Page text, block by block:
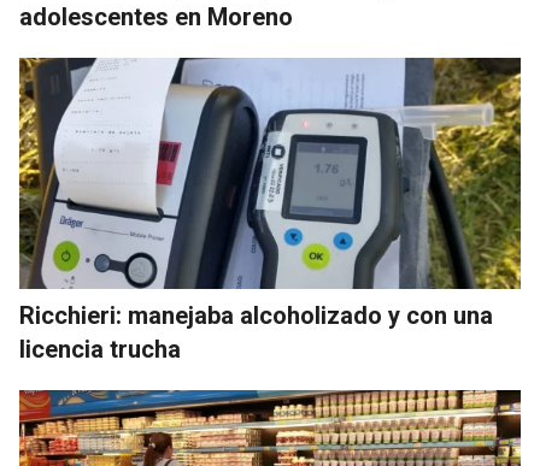
adolescentes en Moreno
Ricchieri: manejaba alcoholizado y con una
licencia trucha